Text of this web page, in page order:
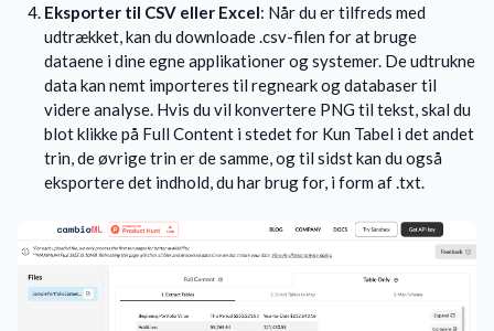
Eksporter til CSV eller Excel: Når du er tilfreds med
udtrækket, kan du downloade .csv-filen for at bruge
dataene i dine egne applikationer og systemer. De udtrukne
data kan nemt importeres til regneark og databaser til
videre analyse. Hvis du vil konvertere PNG til tekst, skal du
blot klikke på Full Content i stedet for Kun Tabel i det andet
trin, de øvrige trin er de samme, og til sidst kan du også
eksportere det indhold, du har brug for, i form af .txt.